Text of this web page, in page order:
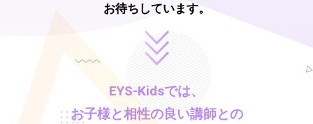
お待ちしています。
EYS-Kidsでは、
お子様と相性の良い講師との